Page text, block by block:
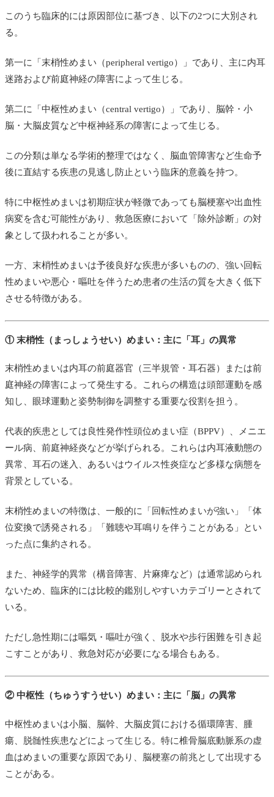
このうち臨床的には原因部位に基づき、以下の2つに大別され
る。
第一に「末梢性めまい（peripheral vertigo）」であり、主に内耳
迷路および前庭神経の障害によって生じる。
第二に「中枢性めまい（central vertigo）」であり、脳幹・小
脳・大脳皮質など中枢神経系の障害によって生じる。
この分類は単なる学術的整理ではなく、脳血管障害など生命予
後に直結する疾患の見逃し防止という臨床的意義を持つ。
特に中枢性めまいは初期症状が軽微であっても脳梗塞や出血性
病変を含む可能性があり、救急医療において「除外診断」の対
象として扱われることが多い。
一方、末梢性めまいは予後良好な疾患が多いものの、強い回転
性めまいや悪心・嘔吐を伴うため患者の生活の質を大きく低下
させる特徴がある。
① 末梢性（まっしょうせい）めまい：主に「耳」の異常
末梢性めまいは内耳の前庭器官（三半規管・耳石器）または前
庭神経の障害によって発生する。これらの構造は頭部運動を感
知し、眼球運動と姿勢制御を調整する重要な役割を担う。
代表的疾患としては良性発作性頭位めまい症（BPPV）、メニエ
ール病、前庭神経炎などが挙げられる。これらは内耳液動態の
異常、耳石の迷入、あるいはウイルス性炎症など多様な病態を
背景としている。
末梢性めまいの特徴は、一般的に「回転性めまいが強い」「体
位変換で誘発される」「難聴や耳鳴りを伴うことがある」とい
った点に集約される。
また、神経学的異常（構音障害、片麻痺など）は通常認められ
ないため、臨床的には比較的鑑別しやすいカテゴリーとされて
いる。
ただし急性期には嘔気・嘔吐が強く、脱水や歩行困難を引き起
こすことがあり、救急対応が必要になる場合もある。
② 中枢性（ちゅうすうせい）めまい：主に「脳」の異常
中枢性めまいは小脳、脳幹、大脳皮質における循環障害、腫
瘍、脱髄性疾患などによって生じる。特に椎骨脳底動脈系の虚
血はめまいの重要な原因であり、脳梗塞の前兆として出現する
ことがある。